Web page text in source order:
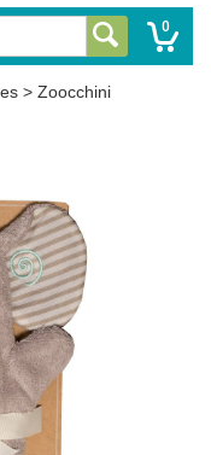
0
> Zoocchini